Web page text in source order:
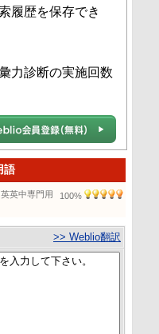
履歴を保存でき
力診断の実施回数
語
英中専門用
100%
>> Weblio翻訳